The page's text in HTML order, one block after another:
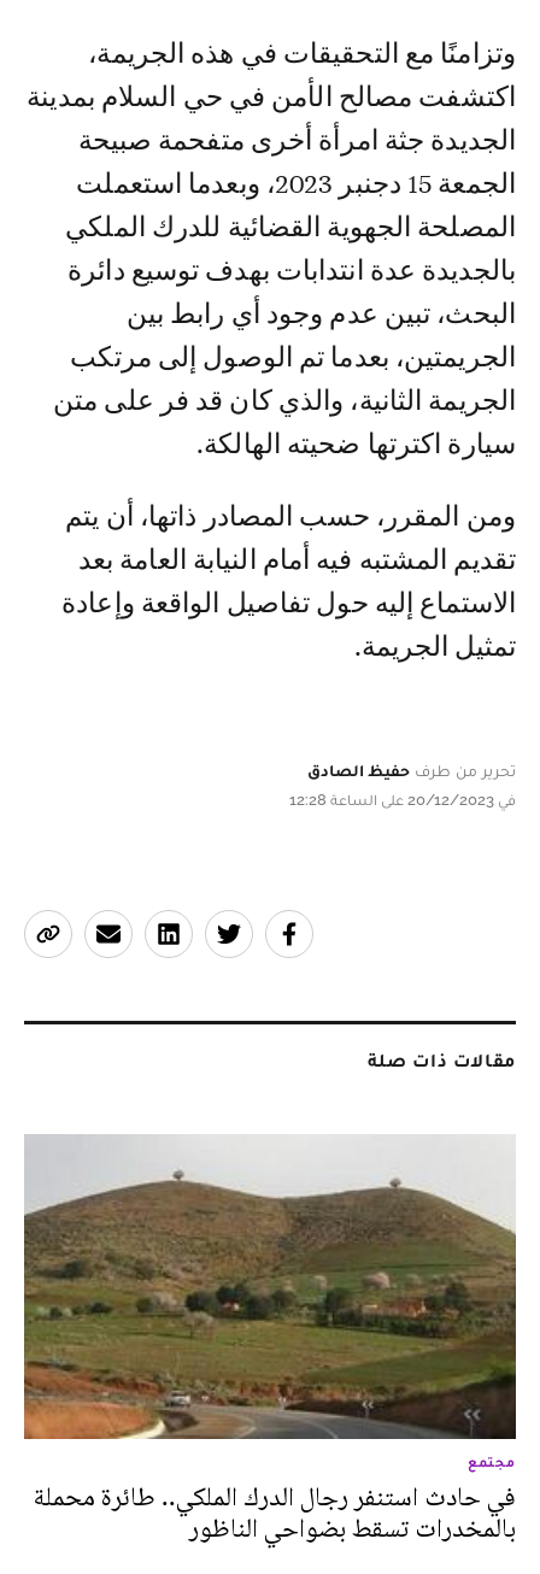
وتزامنًا مع التحقيقات في هذه الجريمة،
اكتشفت مصالح الأمن في حي السلام بمدينة
الجديدة جثة امرأة أخرى متفحمة صبيحة
الجمعة 15 دجنبر 2023، وبعدما استعملت
المصلحة الجهوية القضائية للدرك الملكي
بالجديدة عدة انتدابات بهدف توسيع دائرة
البحث، تبين عدم وجود أي رابط بين
الجريمتين، بعدما تم الوصول إلى مرتكب
الجريمة الثانية، والذي كان قد فر على متن
سيارة اكترتها ضحيته الهالكة.
ومن المقرر، حسب المصادر ذاتها، أن يتم
تقديم المشتبه فيه أمام النيابة العامة بعد
الاستماع إليه حول تفاصيل الواقعة وإعادة
تمثيل الجريمة.
تحرير من طرف حفيظ الصادق
في 20/12/2023 على الساعة 12:28
مقالات ذات صلة
مجتمع
في حادث استنفر رجال الدرك الملكي.. طائرة محملة
بالمخدرات تسقط بضواحي الناظور